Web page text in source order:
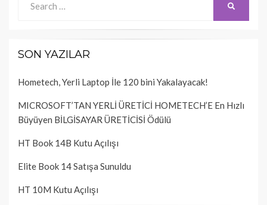
for:
SON YAZILAR
Hometech, Yerli Laptop İle 120 bini Yakalayacak!
MICROSOFT’TAN YERLİ ÜRETİCİ HOMETECH’E En Hızlı
Büyüyen BİLGİSAYAR ÜRETİCİSİ Ödülü
HT Book 14B Kutu Açılışı
Elite Book 14 Satışa Sunuldu
HT 10M Kutu Açılışı